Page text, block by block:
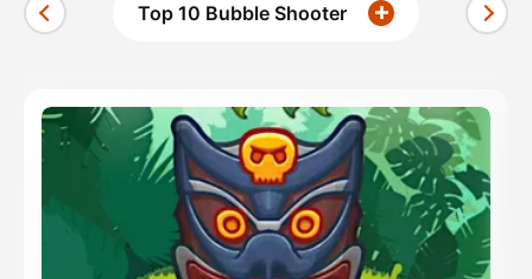
Top 10 Bubble Shooter